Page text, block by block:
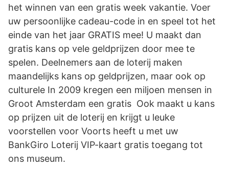
het winnen van een gratis week vakantie. Voer
uw persoonlijke cadeau-code in en speel tot het
einde van het jaar GRATIS mee! U maakt dan
gratis kans op vele geldprijzen door mee te
spelen. Deelnemers aan de loterij maken
maandelijks kans op geldprijzen, maar ook op
culturele In 2009 kregen een miljoen mensen in
Groot Amsterdam een gratis Ook maakt u kans
op prijzen uit de loterij en krijgt u leuke
voorstellen voor Voorts heeft u met uw
BankGiro Loterij VIP-kaart gratis toegang tot
ons museum.